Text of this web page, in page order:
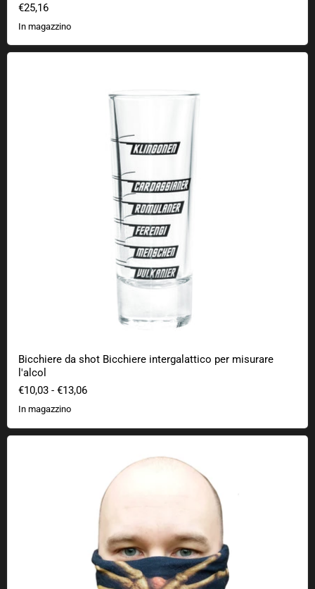
€25,16
In magazzino
Bicchiere da shot Bicchiere intergalattico per misurare
l'alcol
€10,03 - €13,06
In magazzino